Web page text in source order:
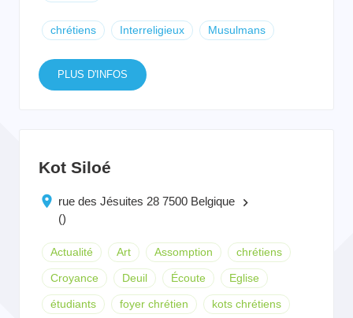
chrétiens Interreligieux Musulmans
PLUS D'INFOS
Kot Siloé
rue des Jésuites 28 7500 Belgique keyboard_arrow_right
()
Actualité Art Assomption chrétiens
Croyance Deuil Écoute Eglise
étudiants foyer chrétien kots chrétiens